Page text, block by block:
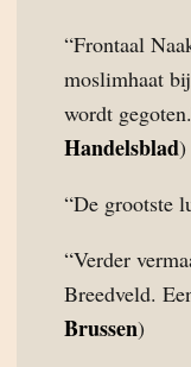
“Frontaal
moslimhaat
wordt
Handelsblad)
“De grootste
“Verder
Breedveld.
Brussen)